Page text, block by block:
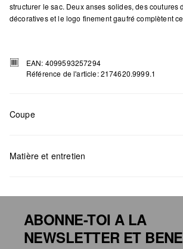
structurer le sac. Deux anses solides, des coutures
décoratives et le logo finement gaufré complètent
EAN: 4099593257294
Référence de l'article: 2174620.9999.1
Coupe
Matière et entretien
ABONNE-TOI A LA
NEWSLETTER ET